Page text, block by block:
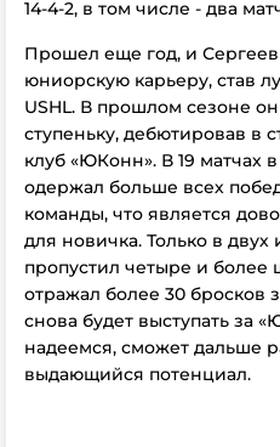
14-4-2, в том числе - два
Прошел еще год, и
юниорскую карьеру, став
USHL. В прошлом сезоне
ступеньку, дебютировав в
клуб «ЮКонн». В 19 матчах
одержал больше всех
команды, что является
для новичка. Только в двух
пропустил четыре и более
отражал более 30 бросков
снова будет выступать за
надеемся, сможет дальше
выдающийся потенциал.